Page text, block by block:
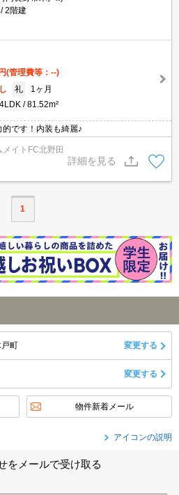
2階建
(管理費等：--)
礼
1ヶ月
4LDK 81.52m²
です！内装も綺麗♪
イトFC北野田
詳細を見る
1
町 変更する
変更する
物件新着メール
アイコンの説明
をメールで受け取る